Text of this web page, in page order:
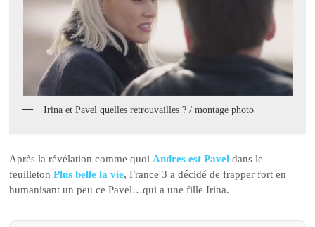
Irina et Pavel quelles retrouvailles ? / montage photo
Après la révélation comme quoi Andres est Pavel dans le
feuilletonPlus belle la vie, France 3 a décidé de frapper fort en
humanisant un peu ce Pavel…qui a une fille Irina.